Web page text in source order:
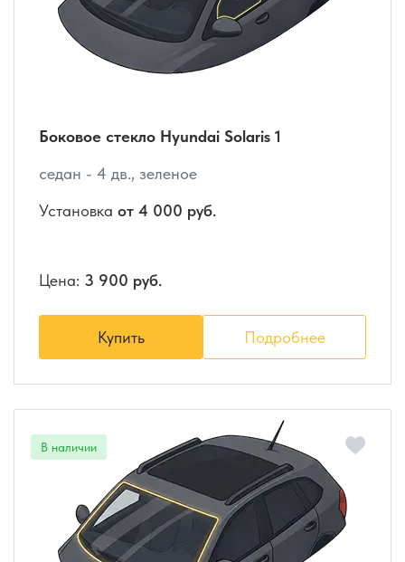
Боковое стекло Hyundai Solaris 1
седан - 4 дв., зеленое
Установка от 4 000 руб.
Цена: 3 900 руб.
Купить Подробнее